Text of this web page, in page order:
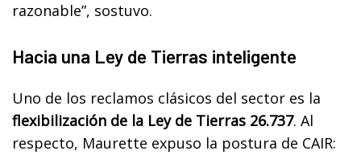
razonable”, sostuvo.
Hacia una Ley de Tierras inteligente
Uno de los reclamos clásicos del sector es la
flexibilización de la Ley de Tierras 26.737. Al
respecto, Maurette expuso la postura de CAIR: